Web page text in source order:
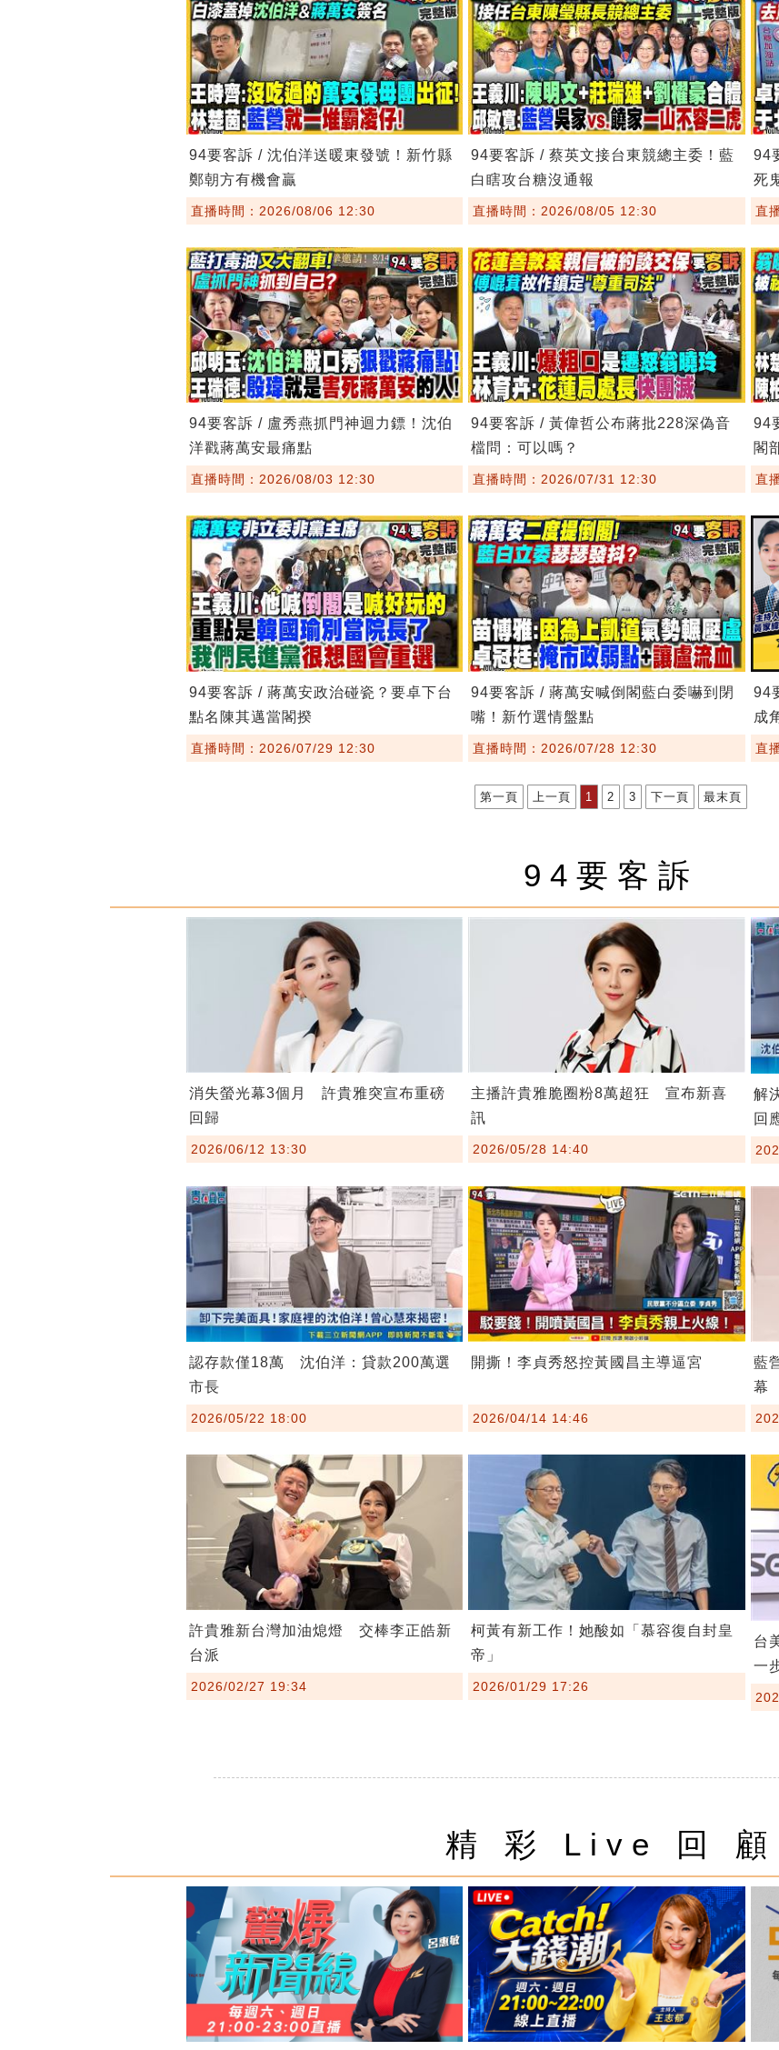
94要客訴 / 沈伯洋送暖東發號！新竹縣
鄭朝方有機會贏
直播時間：2026/08/06 12:30
94要客訴 / 蔡英文接台東競總主委！藍
白瞎攻台糖沒通報
直播時間：2026/08/05 12:30
94
死
直
94要客訴 / 盧秀燕抓門神迴力鏢！沈伯
洋戳蔣萬安最痛點
直播時間：2026/08/03 12:30
94要客訴 / 黃偉哲公布蔣批228深偽音
檔問：可以嗎？
直播時間：2026/07/31 12:30
94
閣
直
94要客訴 / 蔣萬安政治碰瓷？要卓下台
點名陳其邁當閣揆
直播時間：2026/07/29 12:30
94要客訴 / 蔣萬安喊倒閣藍白委嚇到閉
嘴！新竹選情盤點
直播時間：2026/07/28 12:30
94
成
直
第一頁 上一頁 1 2 3 下一頁 最末頁
94要客訴
消失螢光幕3個月 許貴雅突宣布重磅
回歸
2026/06/12 13:30
主播許貴雅脆圈粉8萬超狂 宣布新喜
訊
2026/05/28 14:40
解
回
認存款僅18萬 沈伯洋：貸款200萬選
市長
2026/05/22 18:00
開撕！李貞秀怒控黃國昌主導逼宮
2026/04/14 14:46
藍
幕
許貴雅新台灣加油熄燈 交棒李正皓新
台派
2026/02/27 19:34
柯黃有新工作！她酸如「慕容復自封皇
帝」
2026/01/29 17:26
台
一
精 彩 Live 回 顧